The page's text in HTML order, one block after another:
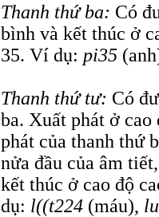
Thanh thứ ba: Có
bình và kết thúc ở
35. Ví dụ: pi35
Thanh thứ tư: Có
ba. Xuất phát ở
phát của thanh thứ
nửa đầu của âm
kết thúc ở cao độ
dụ: l((t224 (máu),